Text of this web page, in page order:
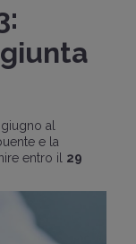
al
e la
entro il 29